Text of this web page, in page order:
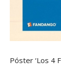
Póster ‘Los 4